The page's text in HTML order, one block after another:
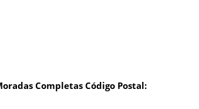
Completas Código Postal: